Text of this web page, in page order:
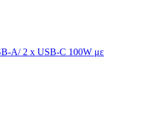
A/ 2 x USB-C 100W με